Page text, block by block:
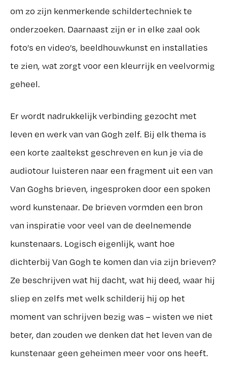
om zo zijn kenmerkende schildertechniek te
onderzoeken. Daarnaast zijn er in elke zaal ook
foto’s en video’s, beeldhouwkunst en installaties
te zien, wat zorgt voor een kleurrijk en veelvormig
geheel.
Er wordt nadrukkelijk verbinding gezocht met
leven en werk van van Gogh zelf. Bij elk thema is
een korte zaaltekst geschreven en kun je via de
audiotour luisteren naar een fragment uit een van
Van Goghs brieven, ingesproken door een spoken
word kunstenaar. De brieven vormden een bron
van inspiratie voor veel van de deelnemende
kunstenaars. Logisch eigenlijk, want hoe
dichterbij Van Gogh te komen dan via zijn brieven?
Ze beschrijven wat hij dacht, wat hij deed, waar hij
sliep en zelfs met welk schilderij hij op het
moment van schrijven bezig was – wisten we niet
beter, dan zouden we denken dat het leven van de
kunstenaar geen geheimen meer voor ons heeft.